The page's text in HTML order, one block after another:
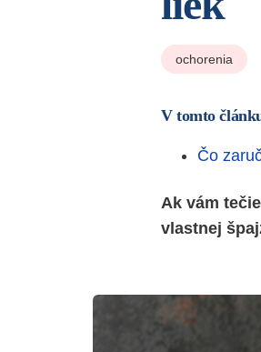
ochorenia
V tomto
Čo
Ak vám
vlastnej